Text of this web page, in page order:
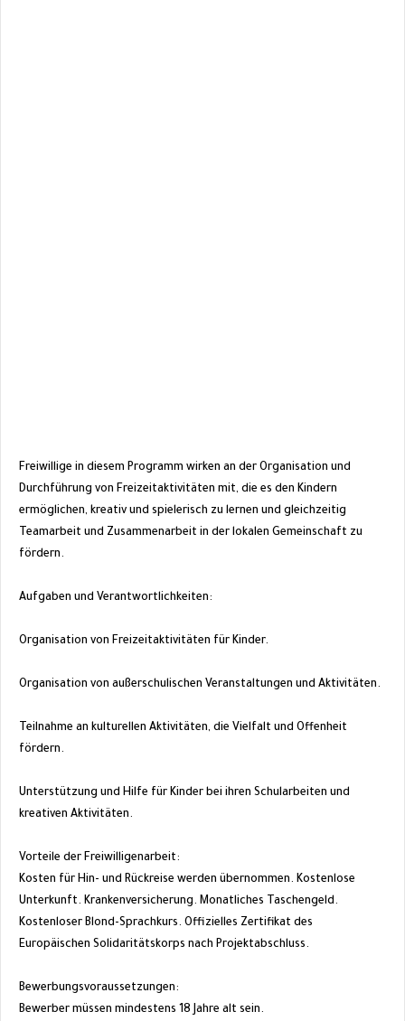
Freiwillige in diesem Programm wirken an der Organisation und
Durchführung von Freizeitaktivitäten mit, die es den Kindern
ermöglichen, kreativ und spielerisch zu lernen und gleichzeitig
Teamarbeit und Zusammenarbeit in der lokalen Gemeinschaft zu
fördern.
Aufgaben und Verantwortlichkeiten:
Organisation von Freizeitaktivitäten für Kinder.
Organisation von außerschulischen Veranstaltungen und Aktivitäten.
Teilnahme an kulturellen Aktivitäten, die Vielfalt und Offenheit
fördern.
Unterstützung und Hilfe für Kinder bei ihren Schularbeiten und
kreativen Aktivitäten.
Vorteile der Freiwilligenarbeit:
Kosten für Hin- und Rückreise werden übernommen. Kostenlose
Unterkunft. Krankenversicherung. Monatliches Taschengeld.
Kostenloser Blond-Sprachkurs. Offizielles Zertifikat des
Europäischen Solidaritätskorps nach Projektabschluss.
Bewerbungsvoraussetzungen:
Bewerber müssen mindestens 18 Jahre alt sein.